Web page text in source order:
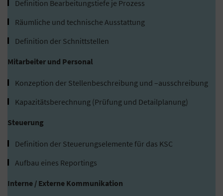
Definition Bearbeitungstiefe je Prozess
Räumliche und technische Ausstattung
Definition der Schnittstellen
Mitarbeiter und Personal
Konzeption der Stellenbeschreibung und –ausschreibung
Kapazitätsberechnung (Prüfung und Detailplanung)
Steuerung
Definition der Steuerungselemente für das KSC
Aufbau eines Reportings
Interne / Externe Kommunikation